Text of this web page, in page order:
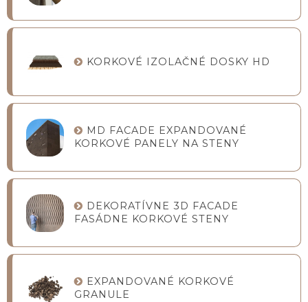
KORKOVÉ IZOLAČNÉ DOSKY HD
MD FACADE EXPANDOVANÉ
KORKOVÉ PANELY NA STENY
DEKORATÍVNE 3D FACADE
FASÁDNE KORKOVÉ STENY
EXPANDOVANÉ KORKOVÉ
GRANULE